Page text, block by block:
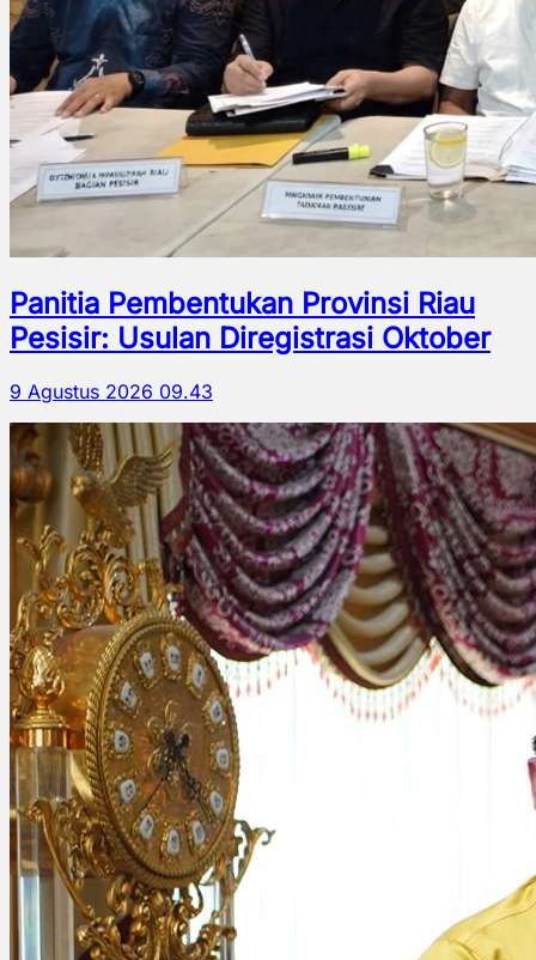
Panitia Pembentukan Provinsi Riau
Pesisir: Usulan Diregistrasi Oktober
9 Agustus 2026 09.43